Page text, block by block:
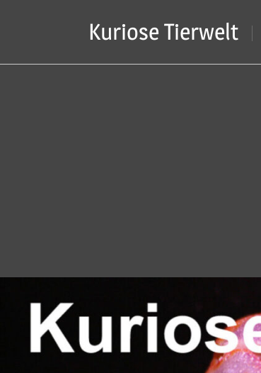
Kuriose Tierwelt